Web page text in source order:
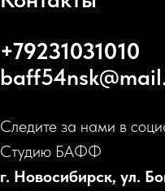
+79231031010
Следите за нами в
Студию БАФФ
г. Новосибирск, ул.